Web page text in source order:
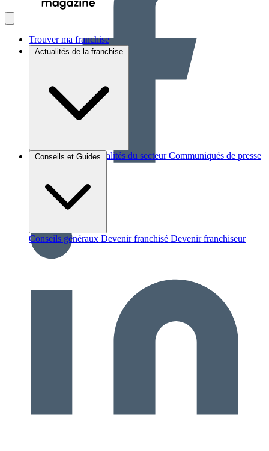
Trouver ma franchise
Actualités de la franchise
Brèves et actus Actualités du secteur Communiqués de presse
Conseils et Guides
Conseils généraux Devenir franchisé Devenir franchiseur